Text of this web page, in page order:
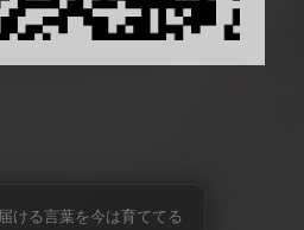
届ける言葉を今は育ててる